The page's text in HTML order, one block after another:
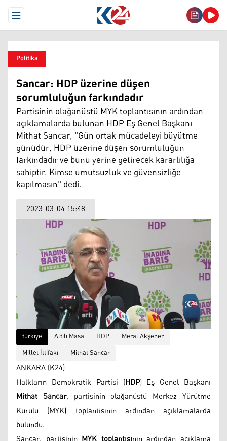
Open Menu
Politika
Sancar: HDP üzerine düşen
sorumluluğun farkındadır
Partisinin olağanüstü MYK toplantısının ardından
açıklamalarda bulunan HDP Eş Genel Başkanı
Mithat Sancar, "Gün ortak mücadeleyi büyütme
günüdür, HDP üzerine düşen sorumluluğun
farkındadır ve bunu yerine getirecek kararlılığa
sahiptir. Kimse umutsuzluk ve güvensizliğe
kapılmasın" dedi.
2023-03-04 15:48
türkiye Altılı Masa HDP
Meral Akşener
Millet İttifakı
Mithat Sancar
ANKARA (K24)
Halkların Demokratik Partisi (HDP) Eş Genel Başkanı
Mithat Sancar, partisinin olağanüstü Merkez Yürütme
Kurulu (MYK) toplantısının ardından açıklamalarda
bulundu.